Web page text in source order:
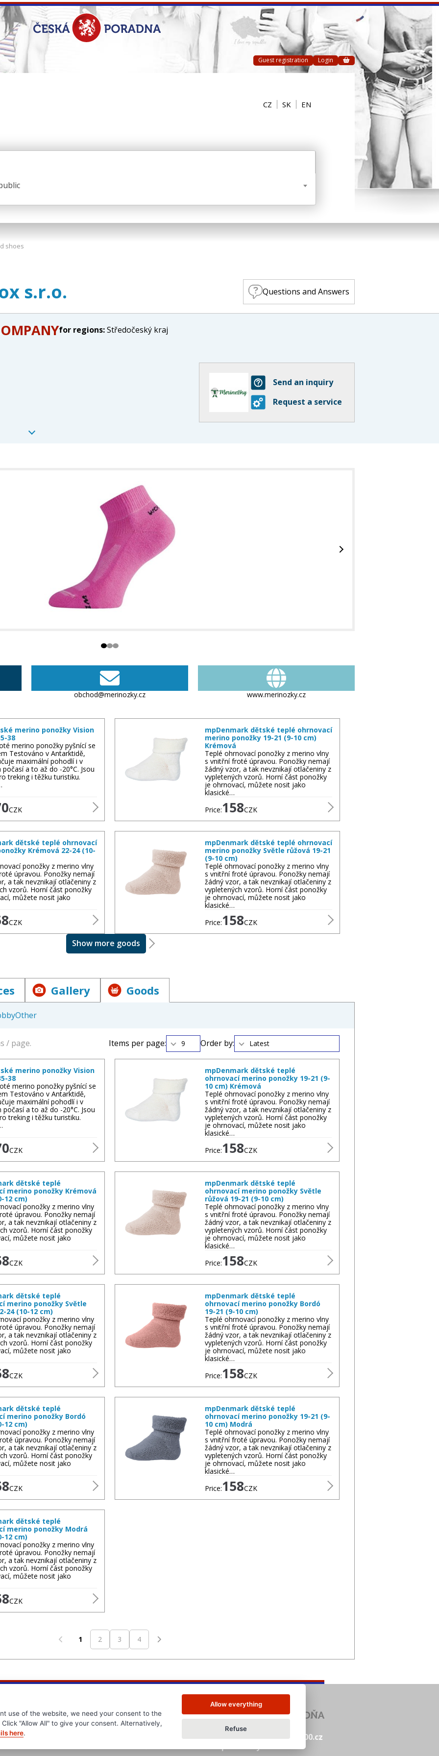
Guest registration Login
CZ SK EN
shoes
s.r.o. Questions and Answers
for regions:Středočeský kraj
e‑shop s výrobky z
několika hlavních kategorií:
pro muže, ženy i děti. Můžete zvolit lehké,
sezóně a aktivitě. Ponožky z merino vlny udržují
blízko těla. Materiál zajišťuje optimální
k pokožce.
oblečení, pro sport či každodenní nošení. Vhodné
z merino vlny nebo s merino příměsí. Obohacují
kompletní zónu merino šatníku.
gramážích, střizích a složeních (čisté merino nebo
vlastnosti
teplo a zajišťuje komfort i v horku. Díky
růst bakterií, a taksnižuje zápach i při delším
často i hypoalergenní — při dobrém složení se
do 30 °C, bez agresivních aviváží, a pokud možno
výrobky volně vyschnout.
díky svým vlastnostem stačí často jen vyvětrat.
vhodný produkt podle sezóny či použití a
Send an inquiry
Request a service
obchod@merinozky.cz www.merinozky.cz
merino ponožky Vision
38
merino ponožky pyšnící se
Testováno v Antarktidě,
maximální pohodlí i v
a to až do -20°C. Jsou
treking i těžku turistiku.
CZK
mpDenmark dětské teplé ohrnovací
merino ponožky 19-21 (9-10 cm)
Krémová
Teplé ohrnovací ponožky z merino vlny
s vnitřní froté úpravou. Ponožky nemají
žádný vzor, a tak nevznikají otlačeniny z
vypletených vzorů. Horní část ponožky
je ohrnovací, můžete nosit jako
klasické…
Price:158CZK
dětské teplé ohrnovací
Krémová 22-24 (10-
ponožky z merino vlny
úpravou. Ponožky nemají
a tak nevznikají otlačeniny z
vzorů. Horní část ponožky
můžete nosit jako
CZK
mpDenmark dětské teplé ohrnovací
merino ponožky Světle růžová 19-21
(9-10 cm)
Teplé ohrnovací ponožky z merino vlny
s vnitřní froté úpravou. Ponožky nemají
žádný vzor, a tak nevznikají otlačeniny z
vypletených vzorů. Horní část ponožky
je ohrnovací, můžete nosit jako
klasické…
Price:158CZK
Show more goods
Gallery Goods
Other
/ page. Items per page: 9 Order by: Latest
merino ponožky Vision
38
merino ponožky pyšnící se
Testováno v Antarktidě,
maximální pohodlí i v
počasí a to až do -20°C. Jsou
treking i těžku turistiku.
CZK
mpDenmark dětské teplé
ohrnovací merino ponožky 19-21 (9-
10 cm) Krémová
Teplé ohrnovací ponožky z merino vlny
s vnitřní froté úpravou. Ponožky nemají
žádný vzor, a tak nevznikají otlačeniny z
vypletených vzorů. Horní část ponožky
je ohrnovací, můžete nosit jako
klasické…
Price:158CZK
dětské teplé
merino ponožky Krémová
12 cm)
ponožky z merino vlny
úpravou. Ponožky nemají
a tak nevznikají otlačeniny z
vzorů. Horní část ponožky
můžete nosit jako
CZK
mpDenmark dětské teplé
ohrnovací merino ponožky Světle
růžová 19-21 (9-10 cm)
Teplé ohrnovací ponožky z merino vlny
s vnitřní froté úpravou. Ponožky nemají
žádný vzor, a tak nevznikají otlačeniny z
vypletených vzorů. Horní část ponožky
je ohrnovací, můžete nosit jako
klasické…
Price:158CZK
dětské teplé
merino ponožky Světle
24 (10-12 cm)
ponožky z merino vlny
úpravou. Ponožky nemají
a tak nevznikají otlačeniny z
vzorů. Horní část ponožky
můžete nosit jako
CZK
mpDenmark dětské teplé
ohrnovací merino ponožky Bordó
19-21 (9-10 cm)
Teplé ohrnovací ponožky z merino vlny
s vnitřní froté úpravou. Ponožky nemají
žádný vzor, a tak nevznikají otlačeniny z
vypletených vzorů. Horní část ponožky
je ohrnovací, můžete nosit jako
klasické…
Price:158CZK
dětské teplé
merino ponožky Bordó
12 cm)
ponožky z merino vlny
úpravou. Ponožky nemají
a tak nevznikají otlačeniny z
vzorů. Horní část ponožky
můžete nosit jako
CZK
mpDenmark dětské teplé
ohrnovací merino ponožky 19-21 (9-
10 cm) Modrá
Teplé ohrnovací ponožky z merino vlny
s vnitřní froté úpravou. Ponožky nemají
žádný vzor, a tak nevznikají otlačeniny z
vypletených vzorů. Horní část ponožky
je ohrnovací, můžete nosit jako
klasické…
Price:158CZK
dětské teplé
merino ponožky Modrá
12 cm)
ponožky z merino vlny
úpravou. Ponožky nemají
a tak nevznikají otlačeniny z
vzorů. Horní část ponožky
můžete nosit jako
CZK
1 2 3 4
www.edb.cz www.poptavka.net www.nabidka.net www.14000.cz
use of the website, we need your consent to the
"Allow All" to give your consent. Alternatively,
here.
Allow everything
Refuse